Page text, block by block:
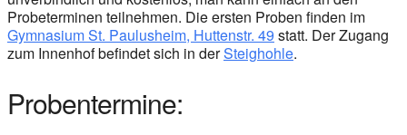
Probeterminen teilnehmen. Die ersten Proben finden im
Gymnasium St. Paulusheim, Huttenstr. 49 statt. Der Zugang
zum Innenhof befindet sich in derSteighohle.
Probentermine: